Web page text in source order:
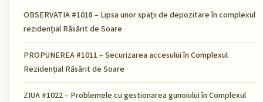
OBSERVATIA #1018 – Lipsa unor spații de depozitare în complexul
rezidențial Răsărit de Soare
PROPUNEREA #1011 – Securizarea accesului în Complexul
Rezidențial Răsărit de Soare
ZIUA #1022 – Problemele cu gestionarea gunoiului în Complexul